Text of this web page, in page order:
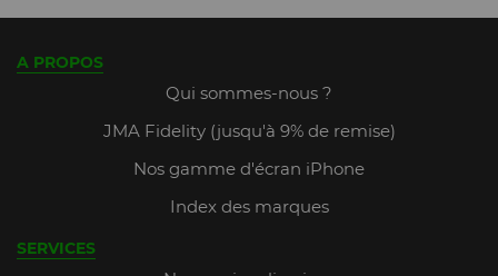
A PROPOS
Qui sommes-nous ?
JMA Fidelity (jusqu'à 9% de remise)
Nos gamme d'écran iPhone
Index des marques
SERVICES